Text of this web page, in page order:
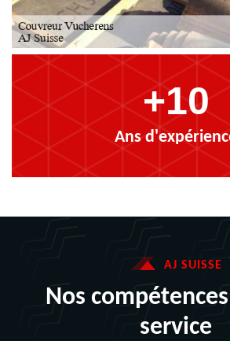
+10
Ans
AJ SUISSE
Nos
service